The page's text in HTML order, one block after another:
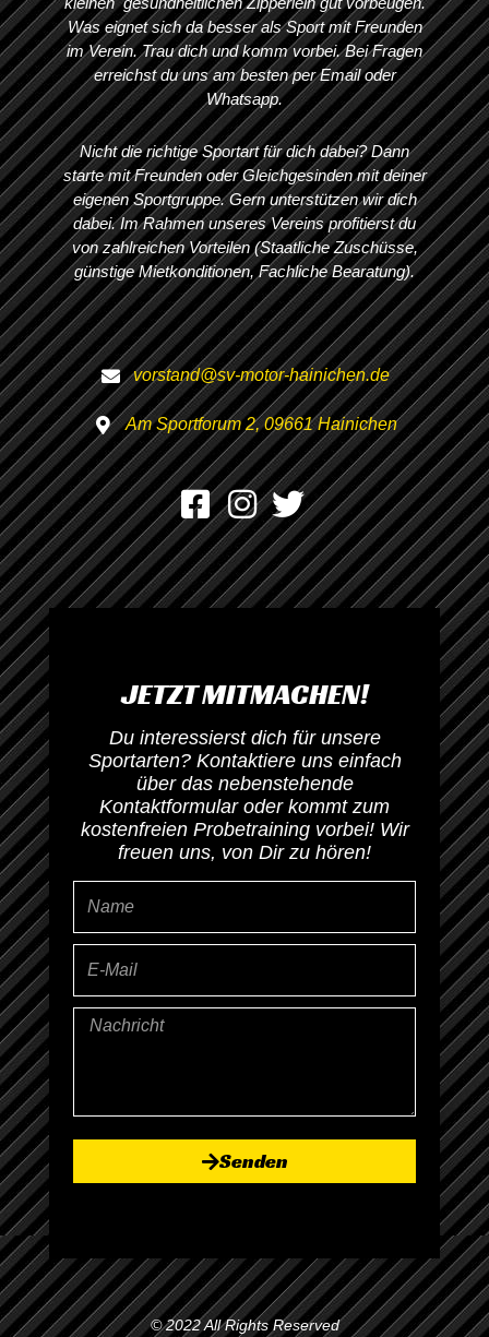
Was eignet sich da besser als Sport mit Freunden
im Verein. Trau dich und komm vorbei. Bei Fragen
erreichst du uns am besten per Email oder
Whatsapp.
Nicht die richtige Sportart für dich dabei? Dann
starte mit Freunden oder Gleichgesinden mit deiner
eigenen Sportgruppe. Gern unterstützen wir dich
dabei. Im Rahmen unseres Vereins profitierst du
von zahlreichen Vorteilen (Staatliche Zuschüsse,
günstige Mietkonditionen, Fachliche Bearatung).
vorstand@sv-motor-hainichen.de
Am Sportforum 2, 09661 Hainichen
JETZT MITMACHEN!
Du interessierst dich für unsere
Sportarten? Kontaktiere uns einfach
über das nebenstehende
Kontaktformular oder kommt zum
kostenfreien Probetraining vorbei! Wir
freuen uns, von Dir zu hören!
Mail
Nachricht
Senden
© 2022 All Rights Reserved